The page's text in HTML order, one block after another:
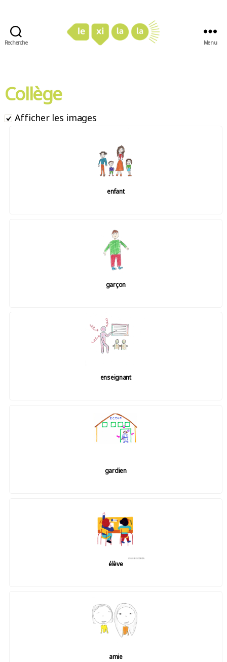
Recherche Menu
Collège
Afficher les images
enfant
garçon
enseignant
gardien
élève
amie